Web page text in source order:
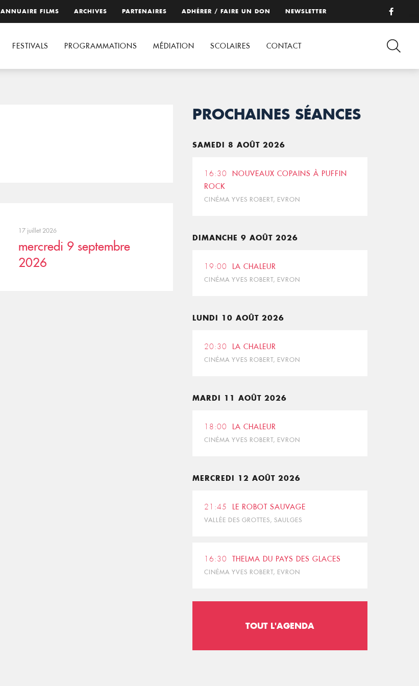
ANNUAIRE FILMS ARCHIVES PARTENAIRES ADHÉRER / FAIRE UN DON NEWSLETTER
FESTIVALS PROGRAMMATIONS MÉDIATION SCOLAIRES CONTACT
17 juillet 2026
mercredi 9 septembre
2026
PROCHAINES SÉANCES
SAMEDI 8 AOÛT 2026
16:30
NOUVEAUX COPAINS À PUFFIN
ROCK
CINÉMA YVES ROBERT, EVRON
DIMANCHE 9 AOÛT 2026
19:00 LA CHALEUR
CINÉMA YVES ROBERT, EVRON
LUNDI 10 AOÛT 2026
20:30 LA CHALEUR
CINÉMA YVES ROBERT, EVRON
MARDI 11 AOÛT 2026
18:00 LA CHALEUR
CINÉMA YVES ROBERT, EVRON
MERCREDI 12 AOÛT 2026
21:45 LE ROBOT SAUVAGE
VALLÉE DES GROTTES, SAULGES
16:30 THELMA DU PAYS DES GLACES
CINÉMA YVES ROBERT, EVRON
TOUT L'AGENDA